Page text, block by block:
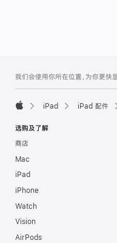
页
页
脚
注
我们会使用你所在位置，为你更快
iPad iPad 配件
选购及了解
商店
Mac
iPad
iPhone
Watch
Vision
AirPods